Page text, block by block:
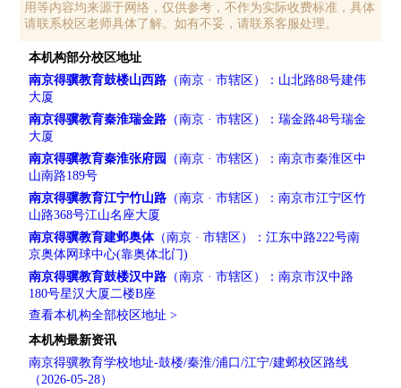
用等内容均来源于网络，仅供参考，不作为实际收费标准，具体
请联系校区老师具体了解。如有不妥，请联系客服处理。
本机构部分校区地址
南京得骥教育鼓楼山西路 （南京 · 市辖区）：山北路88号建伟
大厦
南京得骥教育秦淮瑞金路 （南京 · 市辖区）：瑞金路48号瑞金
大厦
南京得骥教育秦淮张府园
（南京 · 市辖区）：南京市秦淮区中
山南路189号
南京得骥教育江宁竹山路 （南京 · 市辖区）：南京市江宁区竹
山路368号江山名座大厦
南京得骥教育建邺奥体（南京 · 市辖区）：江东中路222号南
京奥体网球中心(靠奥体北门)
南京得骥教育鼓楼汉中路 （南京 · 市辖区）：南京市汉中路
180号星汉大厦二楼B座
查看本机构全部校区地址 >
本机构最新资讯
南京得骥教育学校地址-鼓楼/秦淮/浦口/江宁/建邺校区路线
（2026-05-28）